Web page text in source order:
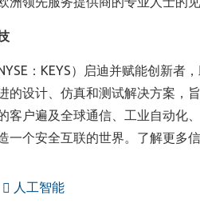
：KEYS）启迪并赋能创新者
的设计、仿真和测试解决方案，
客户遍及全球通信、工业自动化
一个安全互联的世界。了解更多
人工智能